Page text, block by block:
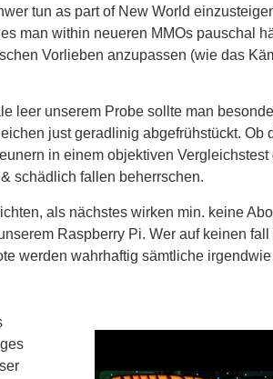
tun as part of New World
man within neueren MMOs pauschal
Vorlieben anzupassen (wie das
leer unserem Probe sollte man
just geradlinig abgefrühstückt. Ob
in einem objektiven
schädlich fallen beherrschen.
als nächstes wirken min. keine
Raspberry Pi. Wer auf keinen
werden wahrhaftig sämtliche